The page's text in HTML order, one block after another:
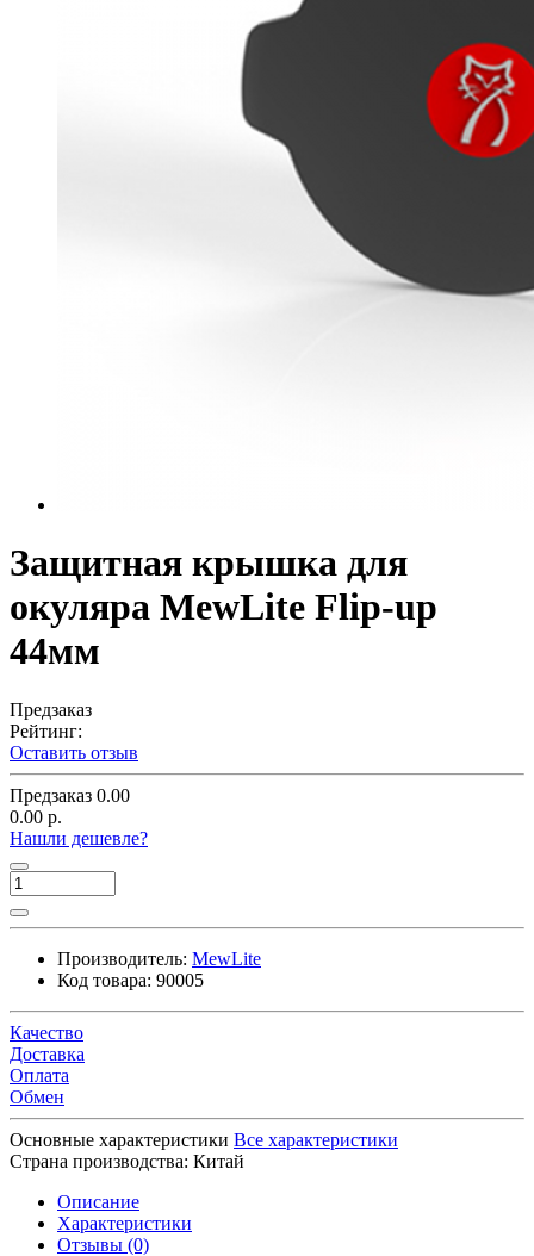
Защитная крышка для
окуляра MewLite Flip-up
44мм
Предзаказ
Рейтинг:
Оставить отзыв
Предзаказ 0.00
0.00 р.
Нашли дешевле?
Производитель: MewLite
Код товара: 90005
Качество
Доставка
Оплата
Обмен
Основные характеристики Все характеристики
Страна производства: Китай
Описание
Характеристики
Отзывы (0)